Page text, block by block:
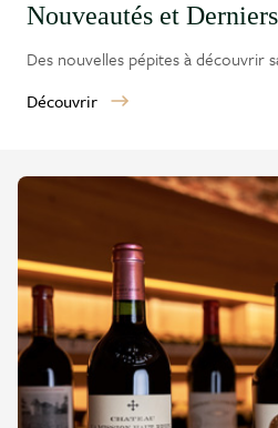
Nouveautés et
Des nouvelles pépites à découvrir
Découvrir